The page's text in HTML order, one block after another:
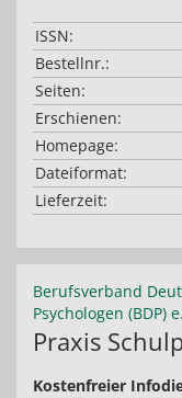
ISSN:
Bestellnr.:
Seiten:
Erschienen:
Homepage:
Dateiformat:
Lieferzeit:
Berufsverband
Psychologen (BDP)
Praxis
Kostenfreier